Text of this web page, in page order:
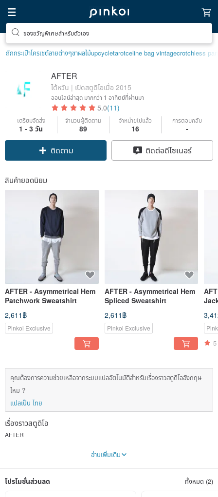
ตามหาไอเทมฮีลใจ
ของขวัญพิเศษสำหรับตัวเอง
ถักกระเป๋าโครเชต์ลายต่างๆชาผลไม้upcycletarotceline bag vintagecrotchless
AFTER
ไต้หวัน | เปิดสตูดิโอเมื่อ 2015
ออนไลน์ล่าสุด มากกว่า 1 อาทิตย์ที่ผ่านมา
5.0(11)
เตรียมจัดส่ง
1 - 3 วัน
จำนวนผู้ติดตาม
89
จำหน่ายไปแล้ว
16
การตอบกลับ
-
ติดตาม ติดต่อดีไซเนอร์
สินค้ายอดนิยม
AFTER - Asymmetrical Hem
Patchwork Sweatshirt
2,611฿
Pinkoi Exclusive
AFTER - Asymmetrical Hem
Spliced Sweatshirt
2,611฿
Pinkoi Exclusive
5
คุณต้องการความช่วยเหลือจากระบบแปลอัตโนมัติสำหรับเรื่องราวสตูดิโออังกฤษ
ไหม ?
แปลเป็น ไทย
เรื่องราวสตูดิโอ
AFTER
an adverb of time exceeding the present
อ่านเพิ่มเติม
โปรโมชั่นส่วนลด ทั้งหมด (2)